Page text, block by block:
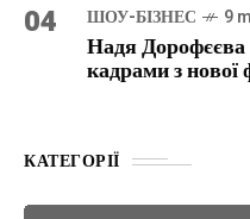
04 ШОУ-БІЗНЕС 9
Надя Дорофєєва
кадрами з нової
КАТЕГОРІЇ